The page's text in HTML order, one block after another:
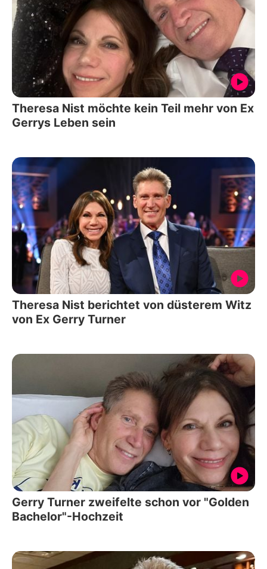
Theresa Nist möchte kein Teil mehr von Ex
Gerrys Leben sein
Theresa Nist berichtet von düsterem Witz
von Ex Gerry Turner
Gerry Turner zweifelte schon vor "Golden
Bachelor"-Hochzeit